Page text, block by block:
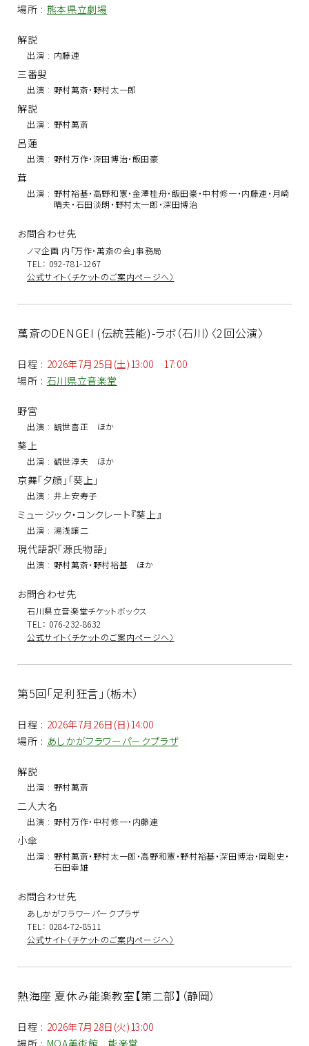
場所 : 熊本県立劇場
解説
出演 : 内藤連
三番叟
出演 : 野村萬斎・野村太一郎
解説
出演 : 野村萬斎
呂蓮
出演 : 野村万作・深田博治・飯田豪
茸
出演 : 野村裕基・高野和憲・金澤桂舟・飯田豪・中村修一・内藤連・月崎
晴夫・石田淡朗・野村太一郎・深田博治
お問合わせ先
ノマ企画 内「万作・萬斎の会」事務局
TEL： 092-781-1267
公式サイト〈チケットのご案内ページへ〉
萬斎のDENGEI (伝統芸能)-ラボ（石川）〈2回公演〉
日程 : 2026年7月25日(土)13:00 17:00
場所 : 石川県立音楽堂
野宮
出演 : 観世喜正 ほか
葵上
出演 : 観世淳夫 ほか
京舞「夕顔」「葵上」
出演 : 井上安寿子
ミュージック・コンクレート『葵上』
出演 : 湯浅譲二
現代語訳「源氏物語」
出演 : 野村萬斎・野村裕基 ほか
お問合わせ先
石川県立音楽堂チケットボックス
TEL： 076-232-8632
公式サイト〈チケットのご案内ページへ〉
第5回「足利狂言」（栃木）
日程 : 2026年7月26日(日)14:00
場所 : あしかがフラワーパークプラザ
解説
出演 : 野村萬斎
二人大名
出演 : 野村万作・中村修一・内藤連
小傘
出演 : 野村萬斎・野村太一郎・高野和憲・野村裕基・深田博治・岡聡史・
石田幸雄
お問合わせ先
あしかがフラワーパークプラザ
TEL： 0284-72-8511
公式サイト〈チケットのご案内ページへ〉
熱海座 夏休み能楽教室【第二部】（静岡）
日程 : 2026年7月28日(火)13:00
場所 : MOA美術館 能楽堂